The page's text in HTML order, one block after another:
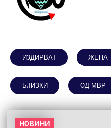
ИЗДИРВАТ ЖЕНА
БЛИЗКИ ОД МВР
НОВИНИ